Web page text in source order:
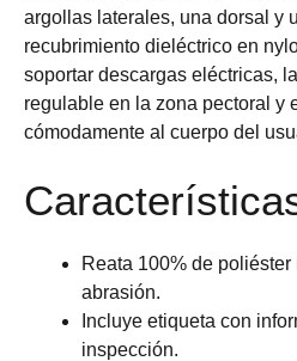
argollas laterales, una dorsal y
recubrimiento dieléctrico en
soportar descargas eléctricas,
regulable en la zona pectoral y
cómodamente al cuerpo del
Reata 100% de
abrasión.
Incluye etiqueta con
inspección.